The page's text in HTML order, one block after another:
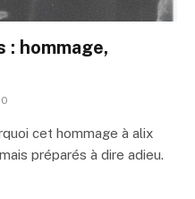
: hommage,
0
cet hommage à alix
préparés à dire adieu.